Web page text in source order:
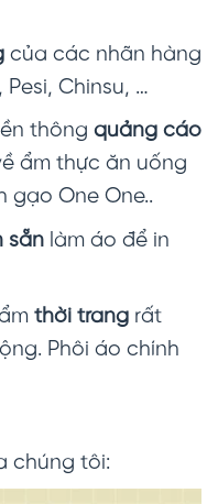
của các nhãn hàng
Chinsu, …
thông quảng cáo
ẩm thực ăn uống
gạo One One..
sẵnlàm áo để in
thời trangrất
Phôi áo chính
chúng tôi: